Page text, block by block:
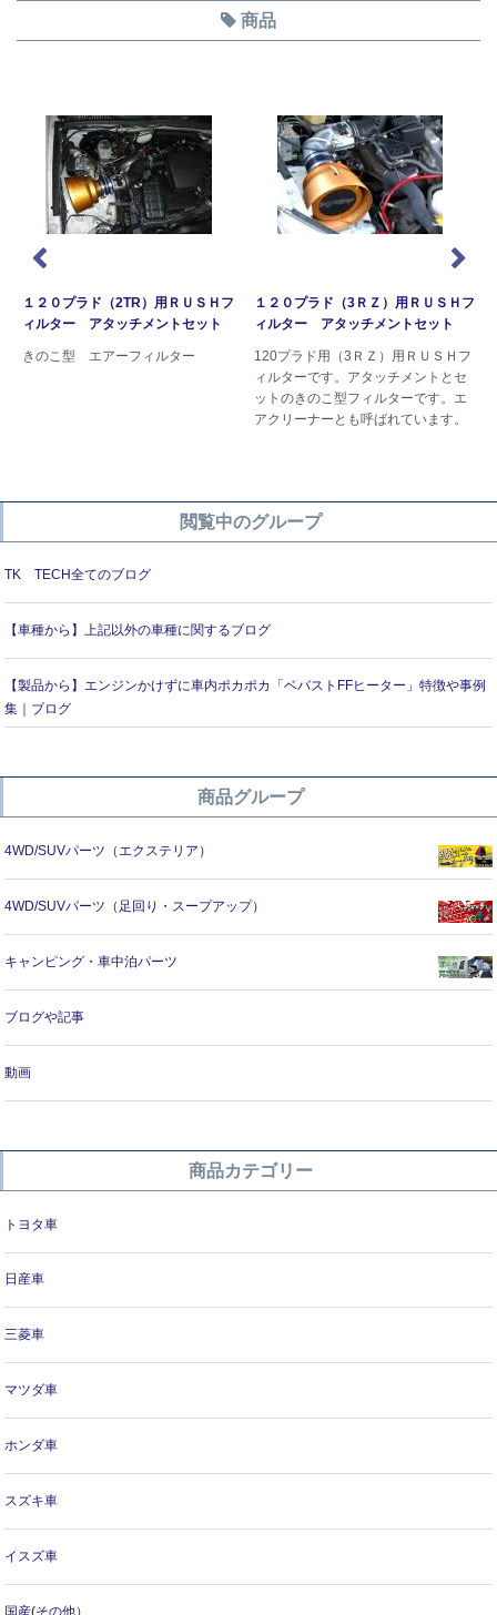
商品
１２０プラド（2TR）用ＲＵＳＨフ
ィルター アタッチメントセット
きのこ型 エアーフィルター
１２０プラド（3ＲＺ）用ＲＵＳＨフ
ィルター アタッチメントセット
120プラド用（3ＲＺ）用ＲＵＳＨフ
ィルターです。アタッチメントとセ
ットのきのこ型フィルターです。エ
アクリーナーとも呼ばれています。
閲覧中のグループ
TK TECH全てのブログ
【車種から】上記以外の車種に関するブログ
【製品から】エンジンかけずに車内ポカポカ「ベバストFFヒーター」特徴や事例
集｜ブログ
商品グループ
4WD/SUVパーツ（エクステリア）
4WD/SUVパーツ（足回り・スープアップ）
キャンピング・車中泊パーツ
ブログや記事
動画
商品カテゴリー
トヨタ車
日産車
三菱車
マツダ車
ホンダ車
スズキ車
イスズ車
国産(その他）